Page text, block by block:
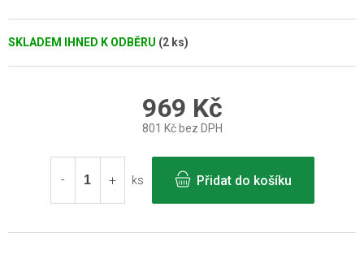
SKLADEM IHNED K ODBĚRU (2 ks)
969 Kč
801 Kč bez DPH
cena:
ks
Přidat do košíku